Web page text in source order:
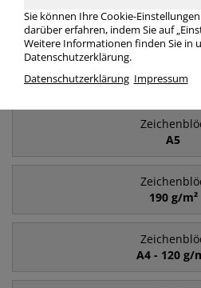
A2
A4
A5
190 g/m²
A4 - 120 g/
Sie können Ihre Cookie-
darüber erfahren, indem Sie auf
Weitere Informationen finden Sie in
Datenschutzerklärung.
Datenschutzerklärung Impressum